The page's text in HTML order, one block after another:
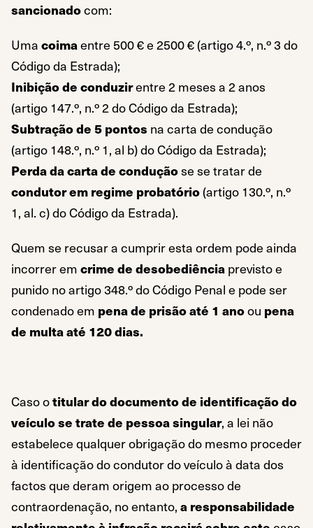
sancionadocom:
Uma coimaentre 500 € e 2500 € (artigo 4.º, n.º 3 do
Código da Estrada);
Inibição de conduzirentre 2 meses a 2 anos
(artigo 147.º, n.º 2 do Código da Estrada);
Subtração de 5 pontos na carta de condução
(artigo 148.º, n.º 1, al b) do Código da Estrada);
Perda da carta de conduçãose se tratar de
condutor em regime probatório (artigo 130.º, n.º
1, al. c) do Código da Estrada).
Quem se recusar a cumprir esta ordem pode ainda
incorrer em crime de desobediência previsto e
punido no artigo 348.º do Código Penal e pode ser
condenado em pena de prisão até 1 anoou pena
de multa até 120 dias.
Caso otitular do documento de identificação do
veículo se trate de pessoa singular, a lei não
estabelece qualquer obrigação do mesmo proceder
à identificação do condutor do veículo à data dos
factos que deram origem ao processo de
contraordenação, no entanto, a responsabilidade